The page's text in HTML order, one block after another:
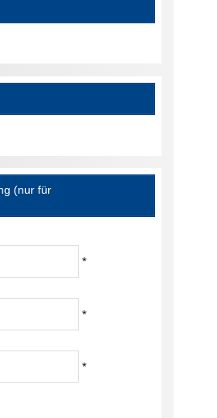
(nur für
*
*
*